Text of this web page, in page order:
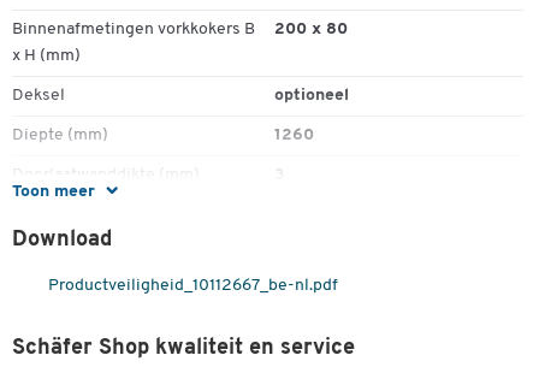
Toon meer
Binnenafmetingen vorkkokers B
x H (mm)
200 x 80
Deksel optioneel
Diepte (mm) 1260
Doorlaatwanddikte (mm) 3
Gewicht (kg) 165
Hoogte (mm)
Download
Productveiligheid_10112667_be-nl.pdf
Schäfer Shop kwaliteit en service